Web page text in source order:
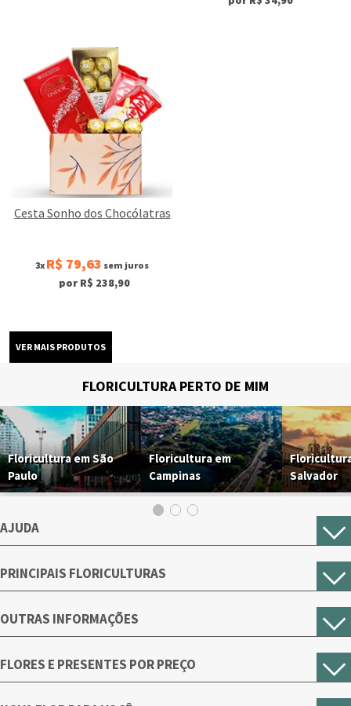
Cesta Sonho dos Chocólatras
3x R$ 79,63 sem juros
por R$ 238,90
FLORICULTURA PERTO DE MIM
Floricultura em São
Paulo
Floricultura em
Campinas
Salvador
AJUDA
PRINCIPAIS FLORICULTURAS
OUTRAS INFORMAÇÕES
FLORES E PRESENTES POR PREÇO